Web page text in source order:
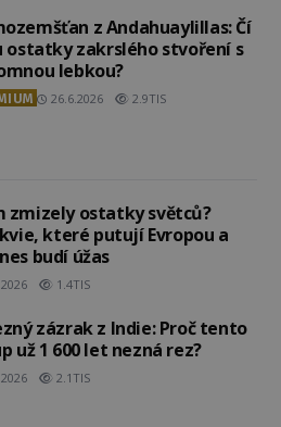
z Andahuaylillas: Čí
ostatky zakrslého stvoření s
lebkou?
26.6.2026 2.9TIS
zmizely ostatky světců?
které putují Evropou a
budí úžas
1.4TIS
zázrak z Indie: Proč tento
už 1 600 let nezná rez?
2.1TIS